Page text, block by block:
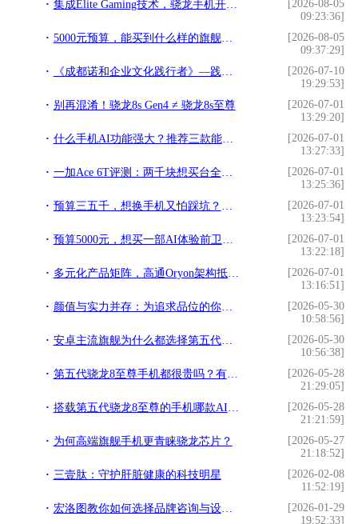
集成Elite Gaming技术，骁龙手机开启手机玩游戏新纪元
[2026-08-05
09:23:36]
5000元预算，能买到什么样的旗舰手机？
[2026-08-05
09:37:29]
《成都诺和企业文化践行者》—践行文化，榜样力量
[2026-07-10
19:29:53]
别再混淆！骁龙8s Gen4 ≠ 骁龙8s至尊
[2026-07-01
13:29:20]
什么手机AI功能强大？推荐三款能力出色的AI旗舰
[2026-07-01
13:27:33]
一加Ace 6T评测：两千块想买台全能手机？这回真不用纠结了
[2026-07-01
13:25:36]
预算三五千，想换手机又怕踩坑？看完这篇就不用纠结了
[2026-07-01
13:23:54]
预算5000元，想买一部AI体验前卫的旗舰手机，有的选吗？
[2026-07-01
13:22:18]
多元化产品矩阵，高通Oryon架构抵御波动的战略基石
[2026-07-01
13:16:51]
颜值与实力并存：为追求品位的你推荐两款美学性能旗舰
[2026-05-30
10:58:56]
安卓主流旗舰为什么都选择第五代骁龙8至尊版芯片？
[2026-05-30
10:56:38]
第五代骁龙8至尊手机都很贵吗？有没有便宜又好用的机型？
[2026-05-28
21:29:05]
搭载第五代骁龙8至尊的手机哪款AI体验最好？
[2026-05-28
21:21:59]
为何高端旗舰手机更青睐骁龙芯片？
[2026-05-27
21:18:52]
三壹肽：守护肝脏健康的科技明星
[2026-02-08
11:52:19]
宏洛图教你如何选择品牌咨询与设计伙伴？理性视角下的专业参考
[2026-01-29
19:52:33]